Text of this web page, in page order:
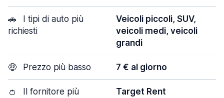
🚗
I tipi di auto più
richiesti
Veicoli piccoli, SUV,
veicoli medi, veicoli
grandi
🤑 Prezzo più basso 7 € al giorno
👛
Il fornitore più
Target Rent